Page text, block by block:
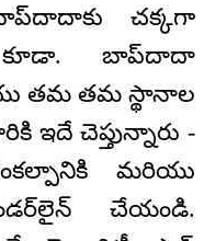
చక్కగా
కూడా. బాప్‌దాదా
తమ తమ స్థానాల
ఇదే చెప్తున్నారు -
మరియు
చేయండి.